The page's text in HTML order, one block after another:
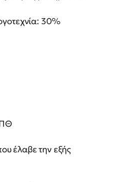
30%
έλαβε την εξής